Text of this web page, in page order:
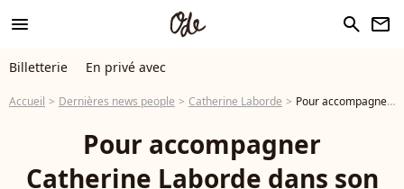
menu search newsletter
Billetterie En privé avec
Accueil Dernières news people Catherine Laborde Pour accompagner Catherine Laborde dans son dernier voyage très sobre, ses proches avaient une particularité singulière à l'église
Pour accompagner
Catherine Laborde dans son